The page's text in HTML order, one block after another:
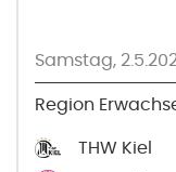
Samstag,
Region
THW Kiel